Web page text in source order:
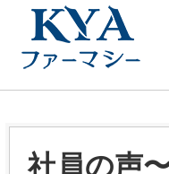
社員の声